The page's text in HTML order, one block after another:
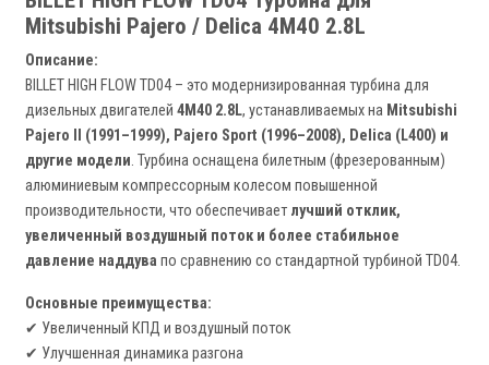
Mitsubishi Pajero / Delica 4M40 2.8L
Описание:
BILLET HIGH FLOW TD04 – это модернизированная турбина для
дизельных двигателей 4M40 2.8L, устанавливаемых на Mitsubishi
Pajero II (1991–1999), Pajero Sport (1996–2008), Delica (L400) и
другие модели. Турбина оснащена билетным (фрезерованным)
алюминиевым компрессорным колесом повышенной
производительности, что обеспечивает лучший отклик,
увеличенный воздушный поток и более стабильное
давление наддува по сравнению со стандартной турбиной TD04.
Основные преимущества:
✔ Увеличенный КПД и воздушный поток
✔ Улучшенная динамика разгона